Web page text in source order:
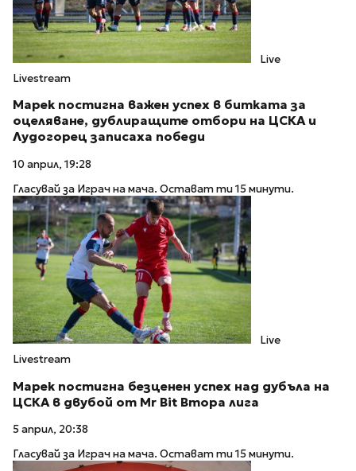
Live
Livestream
Марек постигна важен успех в битката за
оцеляване, дублиращите отбори на ЦСКА и
Лудогорец записаха победи
10 април, 19:28
Гласувай за Играч на мача. Остават ти 15 минути.
Live
Livestream
Марек постигна безценен успех над дубъла на
ЦСКА в двубой от Mr Bit Втора лига
5 април, 20:38
Гласувай за Играч на мача. Остават ти 15 минути.